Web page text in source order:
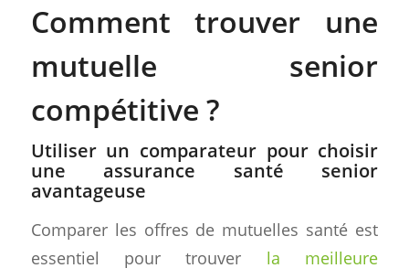
Comment trouver une
mutuelle senior
compétitive ?
Utiliser un comparateur pour choisir
une assurance santé senior
avantageuse
Comparer les offres de mutuelles santé est
essentiel pour trouver la meilleure